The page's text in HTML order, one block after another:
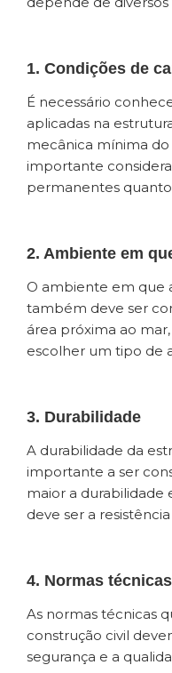
1. Condições de
É necessário
aplicadas na
mecânica mínima do
importante
permanentes quanto
2. Ambiente em
O ambiente em que
também deve ser
área próxima ao
escolher um tipo de
3. Durabilidade
A durabilidade da
importante a ser
maior a durabilidade
deve ser a
4. Normas técnicas
As normas técnicas
construção civil
segurança e a